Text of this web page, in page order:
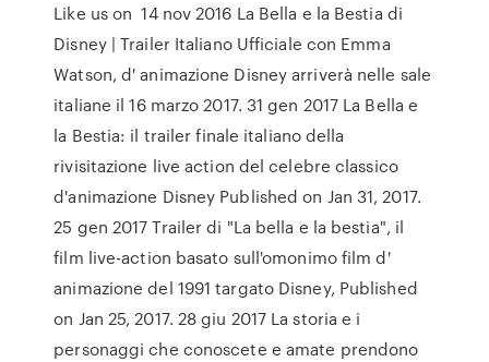
Like us on 14 nov 2016 La Bella e la Bestia di
Disney | Trailer Italiano Ufficiale con Emma
Watson, d' animazione Disney arriverà nelle sale
italiane il 16 marzo 2017. 31 gen 2017 La Bella e
la Bestia: il trailer finale italiano della
rivisitazione live action del celebre classico
d'animazione Disney Published on Jan 31, 2017.
25 gen 2017 Trailer di "La bella e la bestia", il
film live-action basato sull'omonimo film d'
animazione del 1991 targato Disney, Published
on Jan 25, 2017. 28 giu 2017 La storia e i
personaggi che conoscete e amate prendono